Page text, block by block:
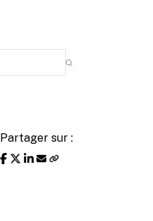
Partager sur :